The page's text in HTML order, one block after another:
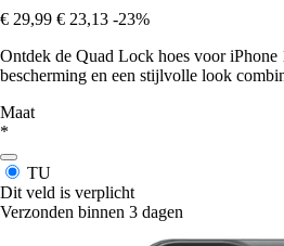
€ 29,99 € 23,13 -23%
Ontdek de Quad Lock hoes voor
bescherming en een stijlvolle look
Maat
*
TU
Dit veld is verplicht
Verzonden binnen 3 dagen